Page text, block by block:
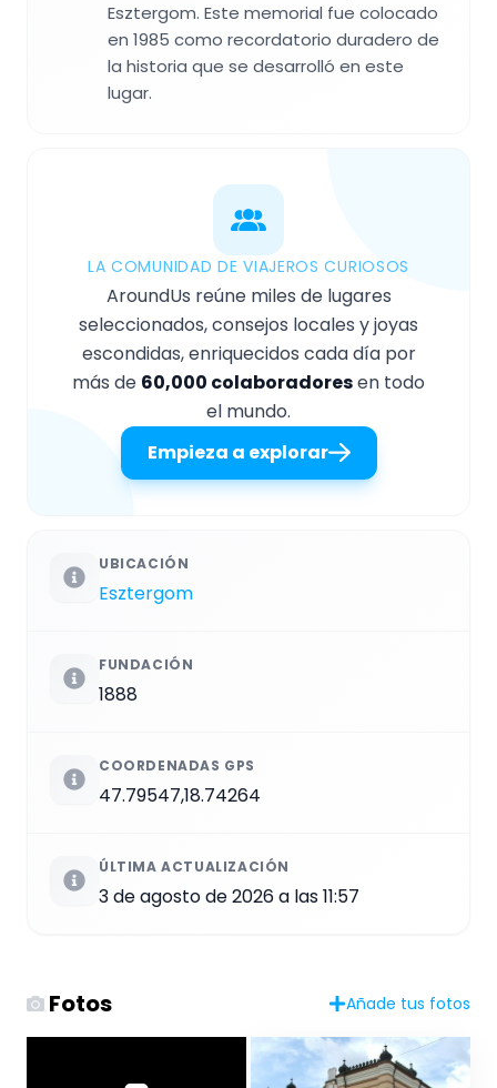
Esztergom. Este memorial fue colocado
en 1985 como recordatorio duradero de
la historia que se desarrolló en este
lugar.
LA COMUNIDAD DE VIAJEROS CURIOSOS
AroundUs reúne miles de lugares
seleccionados, consejos locales y joyas
escondidas, enriquecidos cada día por
más de 60,000 colaboradoresen todo
el mundo.
Empieza a explorar
UBICACIÓN
Esztergom
FUNDACIÓN
1888
COORDENADAS GPS
47.79547,18.74264
ÚLTIMA ACTUALIZACIÓN
3 de agosto de 2026 a las 11:57
Fotos Añade tus fotos